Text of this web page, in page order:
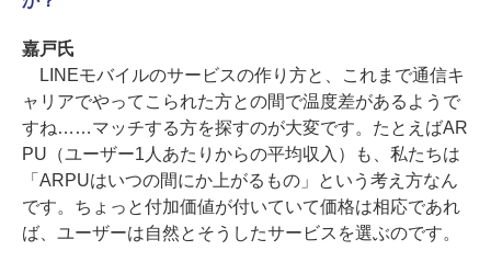
嘉戸氏
LINEモバイルのサービスの作り方と、これまで通信キ
ャリアでやってこられた方との間で温度差があるようで
すね……マッチする方を探すのが大変です。たとえばAR
PU（ユーザー1人あたりからの平均収入）も、私たちは
「ARPUはいつの間にか上がるもの」という考え方なん
です。ちょっと付加価値が付いていて価格は相応であれ
ば、ユーザーは自然とそうしたサービスを選ぶのです。